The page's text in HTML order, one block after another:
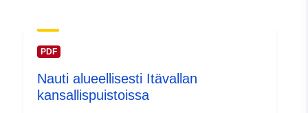
PDF
Nauti alueellisesti Itävallan
kansallispuistoissa